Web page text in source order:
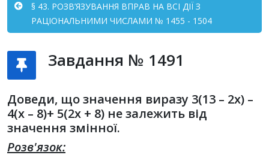
§ 43. РОЗВ’ЯЗУВАННЯ ВПРАВ НА ВСІ ДІЇ З
РАЦІОНАЛЬНИМИ ЧИСЛАМИ № 1455 - 1504
Завдання № 1491
Доведи, що значення виразу 3(13 – 2x) –
4(x – 8)+ 5(2x + 8) не залежить від
значення змінної.
Розв'язок: